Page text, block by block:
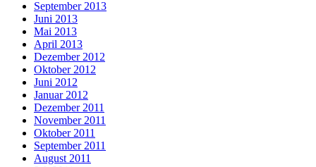
September 2013
Juni 2013
Mai 2013
April 2013
Dezember 2012
Oktober 2012
Juni 2012
Januar 2012
Dezember 2011
November 2011
Oktober 2011
September 2011
August 2011